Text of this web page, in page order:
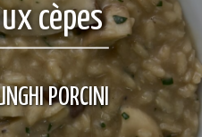
cèpes
PORCINI